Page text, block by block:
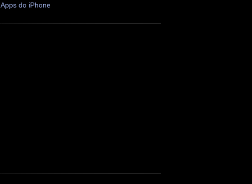
Apps do iPhone